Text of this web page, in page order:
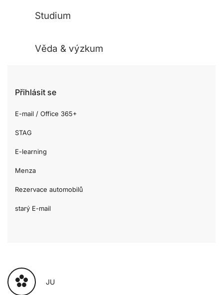
Studium
Věda & výzkum
Přihlásit se
E-mail / Office 365+
STAG
E-learning
Menza
Rezervace automobilů
starý E-mail
JU